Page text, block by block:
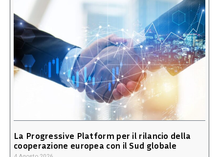
La Progressive Platform per il rilancio della
cooperazione europea con il Sud globale